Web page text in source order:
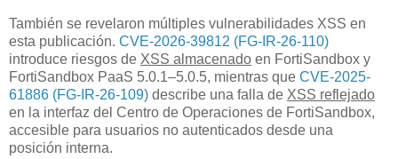
También se revelaron múltiples vulnerabilidades XSS en
esta publicación. CVE-2026-39812 (FG-IR-26-110)
introduce riesgos de XSS almacenado en FortiSandbox y
FortiSandbox PaaS 5.0.1–5.0.5, mientras que CVE-2025-
61886 (FG-IR-26-109) describe una falla de XSS reflejado
en la interfaz del Centro de Operaciones de FortiSandbox,
accesible para usuarios no autenticados desde una
posición interna.